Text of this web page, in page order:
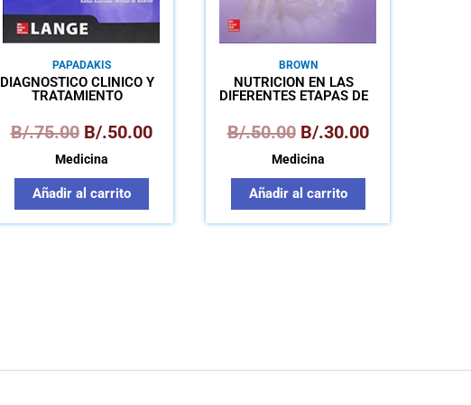
PAPADAKIS
DIAGNOSTICO CLINICO Y
TRATAMIENTO
B/.75.00 B/.50.00
Medicina
Añadir al carrito
BROWN
NUTRICIÓN EN LAS
DIFERENTES ETAPAS DE
B/.50.00 B/.30.00
Medicina
Añadir al carrito